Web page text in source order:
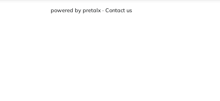
powered by pretalx· Contact us